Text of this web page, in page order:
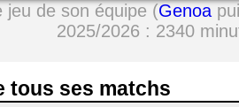
jeu de son équipe (Genoa
2025/2026 : 2340
tous ses matchs